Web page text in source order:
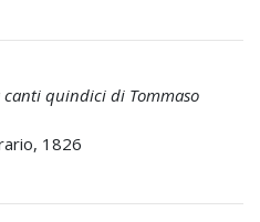
quindici di Tommaso
1826